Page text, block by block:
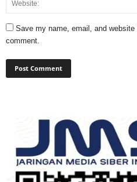
Save my name, email, and
comment.